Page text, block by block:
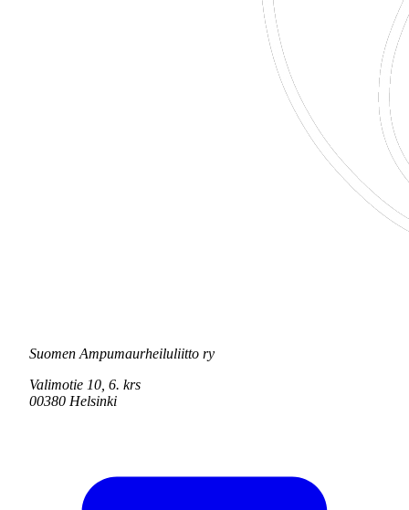
Suomen Ampumaurheiluliitto ry
Valimotie 10, 6. krs
00380 Helsinki